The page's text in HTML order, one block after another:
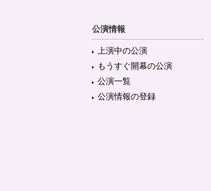
公演情報
上演中の公演
もうすぐ開幕の公演
公演一覧
公演情報の登録